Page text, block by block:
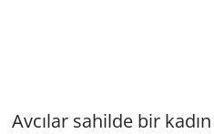
Avcılar sahilde bir